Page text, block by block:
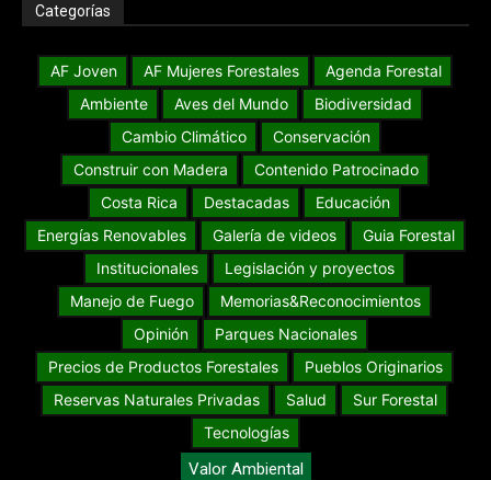
Categorías
AF Joven AF Mujeres Forestales
Agenda Forestal
Ambiente
Aves del Mundo
Biodiversidad
Cambio Climático
Conservación
Construir con Madera
Contenido Patrocinado
Costa Rica
Destacadas
Educación
Energías Renovables
Galería de videos
Guia Forestal
Institucionales
Legislación y proyectos
Manejo de Fuego
Memorias&Reconocimientos
Opinión
Parques Nacionales
Precios de Productos Forestales
Pueblos Originarios
Reservas Naturales Privadas
Salud
Sur Forestal
Tecnologías
Valor Ambiental